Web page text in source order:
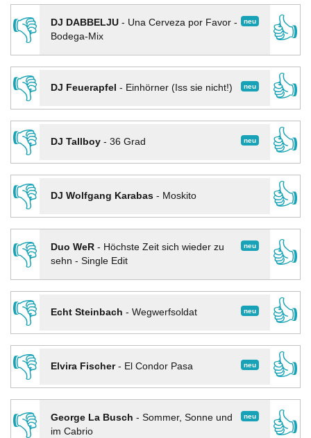
👎
neu
DJ DABBELJU- Una Cerveza por Favor -
Bodega-Mix
👍
👎
neu
DJ Feuerapfel - Einhörner (Iss sie nicht!)
👍
👎
neu
DJ Tallboy- 36 Grad
👍
👎
DJ Wolfgang Karabas- Moskito
👍
👎
neu
Duo WeR- Höchste Zeit sich wieder zu
sehn - Single Edit
👍
👎
neu
Echt Steinbach - Wegwerfsoldat
👍
👎
neu
Elvira Fischer- El Condor Pasa
👍
👎
neu
George La Busch - Sommer, Sonne und
im Cabrio
👍